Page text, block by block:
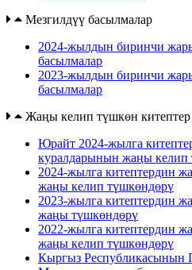
Мезгилдүү басылмалар
2024-жылдын биринчи
басылмалар
2023-жылдын биринчи
басылмалар
Жаңы келип түшкөн
Юрайт 2024-жылга
куралдарынын жаңы келип
2024-жылга китептердин
жаңы келип түшкөндөрү
2023-жылга китептердин
жаңы түшкөндөрү
2022-жылга китептердин
жаңы келип түшкөндөрү
Кыргыз Республикасынын